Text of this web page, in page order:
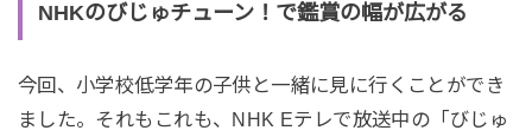
NHKのびじゅチューン！で鑑賞の幅が広がる
今回、小学校低学年の子供と一緒に見に行くことができ
ました。それもこれも、NHK Eテレで放送中の「びじゅ